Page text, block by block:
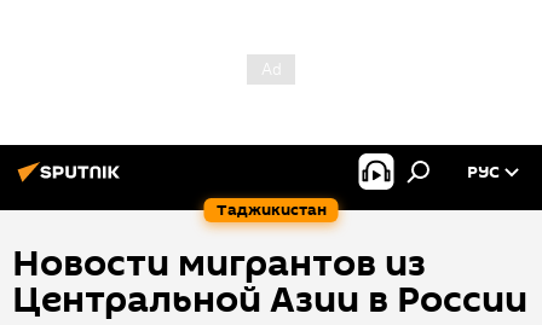
Таджикистан
РУС
Новости мигрантов из
Центральной Азии в России